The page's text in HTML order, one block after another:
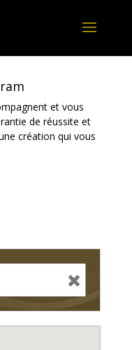
et vous
de réussite et
création qui vous